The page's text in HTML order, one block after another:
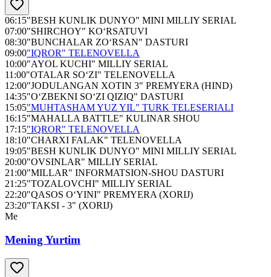
06:15"BESH KUNLIK DUNYO" MINI MILLIY SERIAL
07:00"SHIRCHOY" KO‘RSATUVI
08:30"BUNCHALAR ZO‘RSAN" DASTURI
09:00"IQROR" TELENOVELLA
10:00"AYOL KUCHI" MILLIY SERIAL
11:00"OTALAR SO‘ZI" TELENOVELLA
12:00"JODULANGAN XOTIN 3" PREMYERA (HIND)
14:35"O‘ZBEKNI SO‘ZI QIZIQ" DASTURI
15:05"MUHTASHAM YUZ YIL" TURK TELESERIALI
16:15"MAHALLA BATTLE" KULINAR SHOU
17:15"IQROR" TELENOVELLA
18:10"CHARXI FALAK" TELENOVELLA
19:05"BESH KUNLIK DUNYO" MINI MILLIY SERIAL
20:00"OVSINLAR" MILLIY SERIAL
21:00"MILLAR" INFORMATSION-SHOU DASTURI
21:25"TOZALOVCHI" MILLIY SERIAL
22:20"QASOS O‘YINI" PREMYERA (XORIJ)
23:20"TAKSI - 3" (XORIJ)
Me
Mening Yurtim